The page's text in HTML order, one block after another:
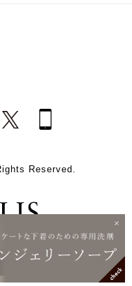
Reserved.